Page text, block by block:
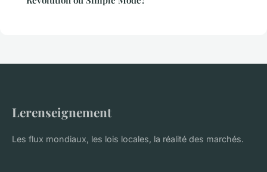
Lerenseignement
Les flux mondiaux, les lois locales, la réalité des marchés.